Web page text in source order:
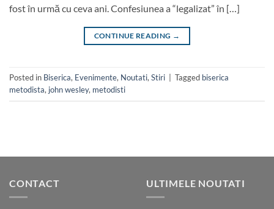
fost în urmă cu ceva ani. Confesiunea a “legalizat” în […]
CONTINUE READING →
Posted in Biserica, Evenimente, Noutati, Stiri Tagged biserica
metodista, john wesley, metodisti
CONTACT ULTIMELE NOUTATI